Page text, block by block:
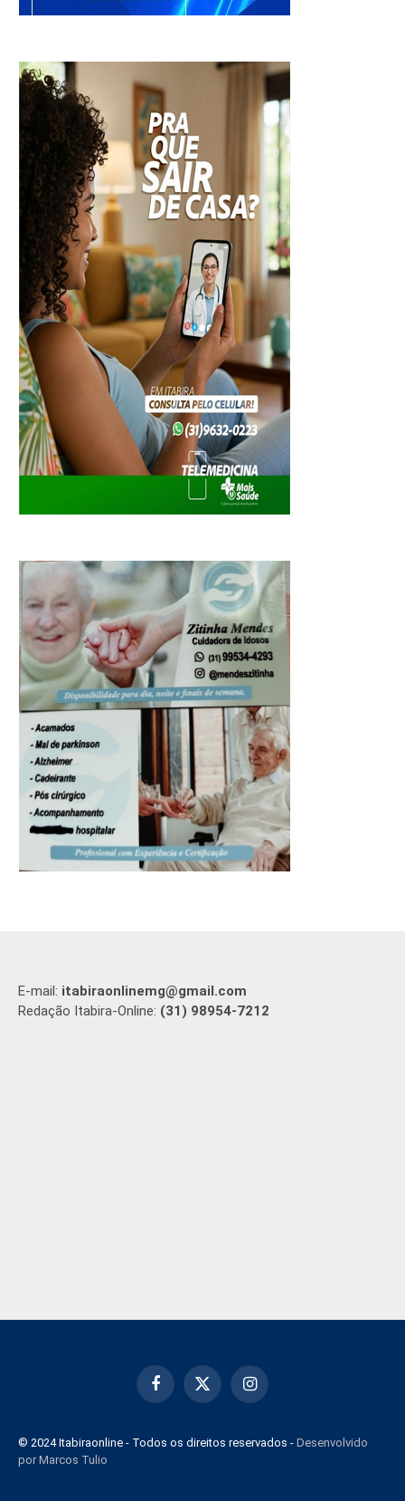
E-mail: itabiraonlinemg@gmail.com
Redação Itabira-Online: (31) 98954-7212
Facebook
X
Instagram
© 2024 Itabiraonline - Todos os direitos reservados - Desenvolvido
por Marcos Tulio